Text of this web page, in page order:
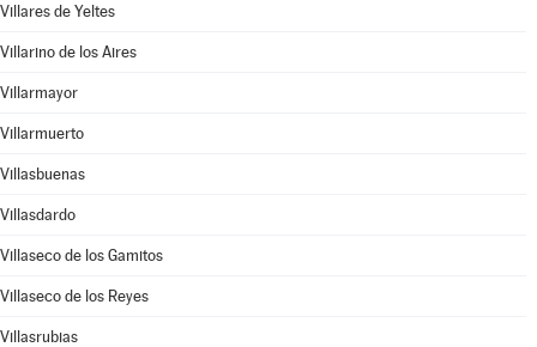
Villares de Yeltes
Villarino de los Aires
Villarmayor
Villarmuerto
Villasbuenas
Villasdardo
Villaseco de los Gamitos
Villaseco de los Reyes
Villasrubias